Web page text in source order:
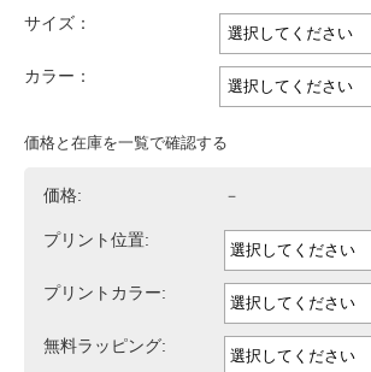
サイズ：
カラー：
価格と在庫を一覧で確認する
価格: －
プリント位置:
プリントカラー:
無料ラッピング: